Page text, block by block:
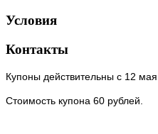
Условия
Контакты
Купоны действительны с 12
Стоимость купона 60 рублей.